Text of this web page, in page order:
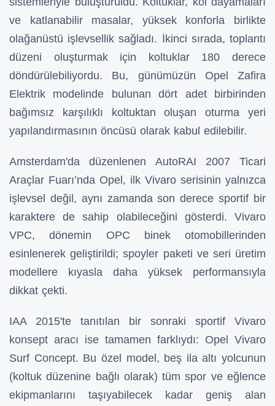
ve katlanabilir masalar, yüksek konforla birlikte
olağanüstü işlevsellik sağladı. İkinci sırada, toplantı
düzeni oluşturmak için koltuklar 180 derece
döndürülebiliyordu. Bu, günümüzün Opel Zafira
Elektrik modelinde bulunan dört adet birbirinden
bağımsız karşılıklı koltuktan oluşan oturma yeri
yapılandırmasının öncüsü olarak kabul edilebilir.
Amsterdam'da düzenlenen AutoRAI 2007 Ticari
Araçlar Fuarı’nda Opel, ilk Vivaro serisinin yalnızca
işlevsel değil, aynı zamanda son derece sportif bir
karaktere de sahip olabileceğini gösterdi. Vivaro
VPC, dönemin OPC binek otomobillerinden
esinlenerek geliştirildi; spoyler paketi ve seri üretim
modellere kıyasla daha yüksek performansıyla
dikkat çekti.
IAA 2015'te tanıtılan bir sonraki sportif Vivaro
konsept aracı ise tamamen farklıydı: Opel Vivaro
Surf Concept. Bu özel model, beş ila altı yolcunun
(koltuk düzenine bağlı olarak) tüm spor ve eğlence
ekipmanlarını taşıyabilecek kadar geniş alan